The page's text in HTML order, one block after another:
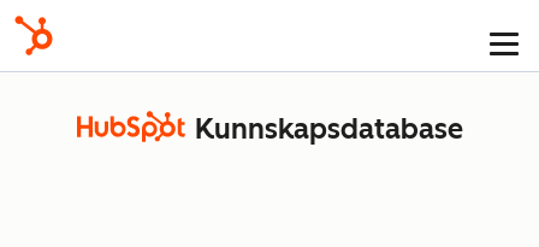
Kunnskapsdatabase